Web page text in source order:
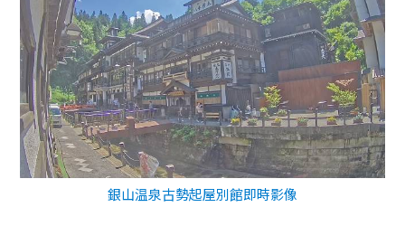
銀山温泉古勢起屋別館即時影像